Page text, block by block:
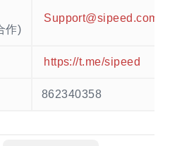
作)
Support@sipeed.com
https://t.me/sipeed
862340358